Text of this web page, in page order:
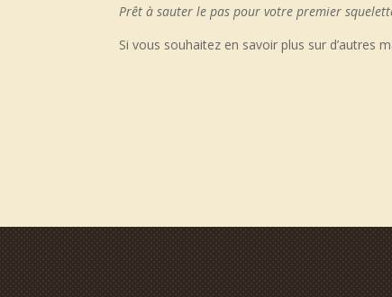
Prêt à sauter le pas pour votre premier
Si vous souhaitez en savoir plus sur d’autres